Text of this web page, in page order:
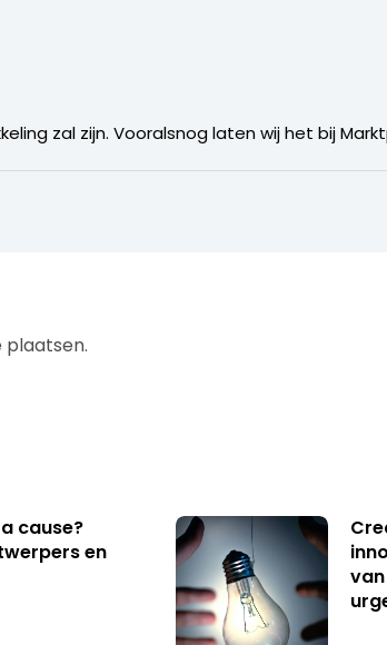
zal zijn. Vooralsnog laten wij het bij
cause?
en